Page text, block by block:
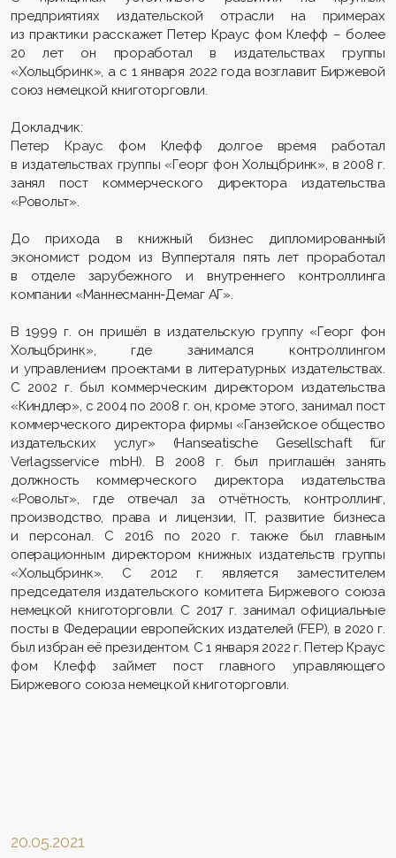
предприятиях издательской отрасли на примерах
из практики расскажет Петер Краус фом Клефф – более
20 лет он проработал в издательствах группы
«Хольцбринк», а с 1 января 2022 года возглавит Биржевой
союз немецкой книготорговли.
Докладчик:
Петер Краус фом Клефф долгое время работал
в издательствах группы «Георг фон Хольцбринк», в 2008 г.
занял пост коммерческого директора издательства
«Ровольт».
До прихода в книжный бизнес дипломированный
экономист родом из Вупперталя пять лет проработал
в отделе зарубежного и внутреннего контроллинга
компании «Маннесманн-Демаг АГ».
В 1999 г. он пришёл в издательскую группу «Георг фон
Хольцбринк», где занимался контроллингом
и управлением проектами в литературных издательствах.
С 2002 г. был коммерческим директором издательства
«Киндлер», с 2004 по 2008 г. он, кроме этого, занимал пост
коммерческого директора фирмы «Ганзейское общество
издательских услуг» (Hanseatische Gesellschaft für
Verlagsservice mbH). В 2008 г. был приглашён занять
должность коммерческого директора издательства
«Ровольт», где отвечал за отчётность, контроллинг,
производство, права и лицензии, IT, развитие бизнеса
и персонал. С 2016 по 2020 г. также был главным
операционным директором книжных издательств группы
«Хольцбринк». С 2012 г. является заместителем
председателя издательского комитета Биржевого союза
немецкой книготорговли. С 2017 г. занимал официальные
посты в Федерации европейских издателей (FEP), в 2020 г.
был избран её президентом. С 1 января 2022 г. Петер Краус
фом Клефф займет пост главного управляющего
Биржевого союза немецкой книготорговли.
20.05.2021